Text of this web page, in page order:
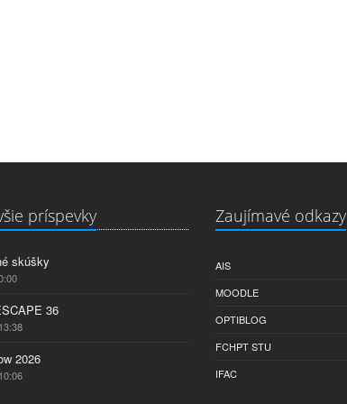
príspevky
skúšky
36
2026
Zaujímavé odkazy
AIS
MOODLE
OPTIBLOG
FCHPT STU
IFAC